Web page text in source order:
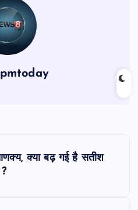
क्या बढ़ गई है सतीश